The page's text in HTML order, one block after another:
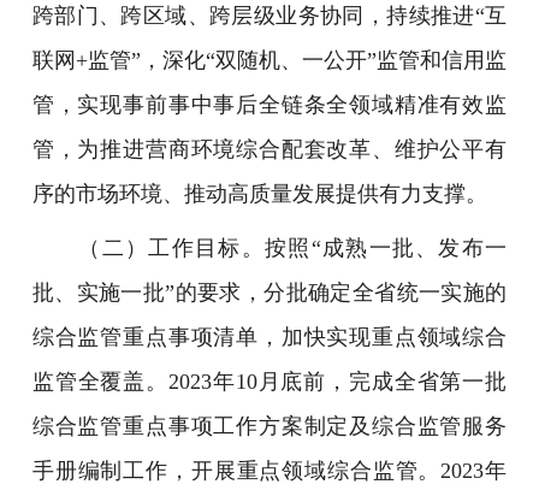
跨部门、跨区域、跨层级业务协同，持续推进“互
联网+监管”，深化“双随机、一公开”监管和信用监
管，实现事前事中事后全链条全领域精准有效监
管，为推进营商环境综合配套改革、维护公平有
序的市场环境、推动高质量发展提供有力支撑。
（二）工作目标。按照“成熟一批、发布一
批、实施一批”的要求，分批确定全省统一实施的
综合监管重点事项清单，加快实现重点领域综合
监管全覆盖。2023年10月底前，完成全省第一批
综合监管重点事项工作方案制定及综合监管服务
手册编制工作，开展重点领域综合监管。2023年